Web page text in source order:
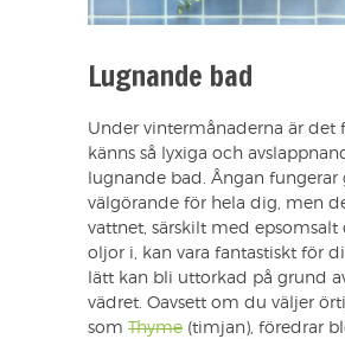
Lugnande bad
Under vintermånaderna är det
känns så lyxiga och
lugnande bad. Ångan fungerar
välgörande för hela dig, men
vattnet, särskilt med epsomsalt
oljor i, kan vara fantastiskt för
lätt kan bli uttorkad på grund
vädret. Oavsett om du väljer
som Thyme (timjan), föredrar